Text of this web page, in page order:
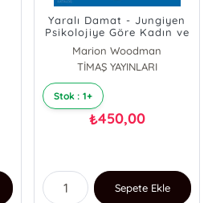
Yaralı Damat - Jungiyen
Psikolojiye Göre Kadın ve
Erkekte Erillik
Marion Woodman
TİMAŞ YAYINLARI
Stok : 1+
₺450,00
Sepete Ekle